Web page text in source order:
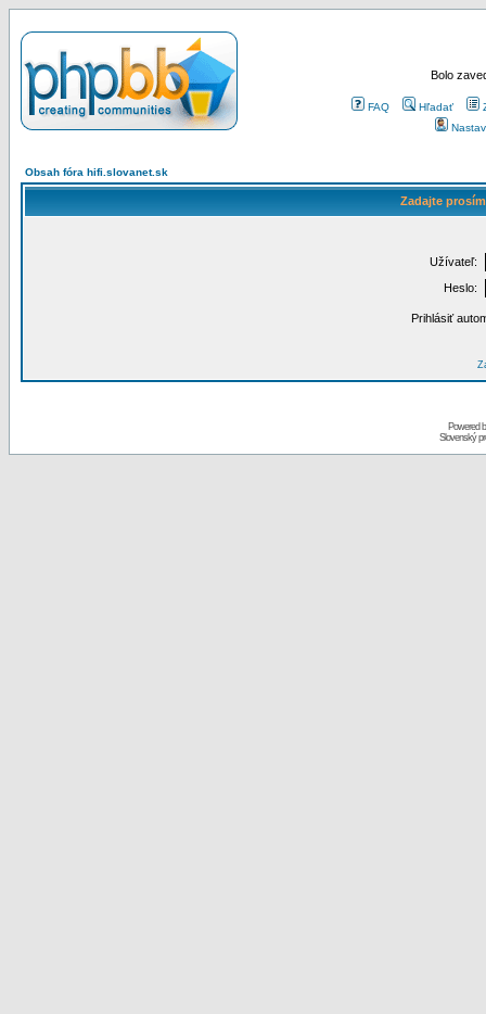
Bolo
FAQ Hľadať
Obsah fóra hifi.slovanet.sk
Zadajte
Užívateľ:
Heslo:
Prihlásiť
Powered
Slovenský